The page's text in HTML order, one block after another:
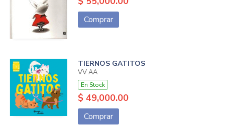
Comprar
TIERNOS GATITOS
VV AA
En Stock
$ 49,000.00
Comprar